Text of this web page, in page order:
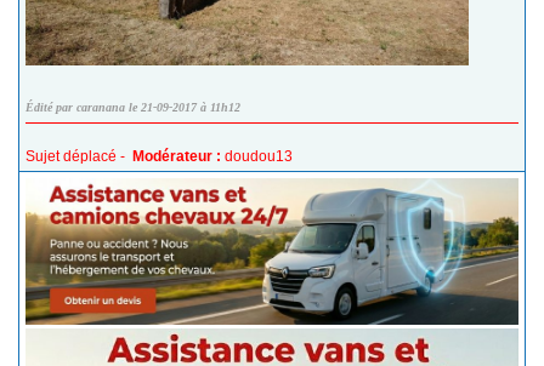
Édité par caranana le 21-09-2017 à 11h12
Sujet déplacé - Modérateur : doudou13